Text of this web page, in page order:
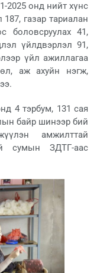
2025 онд нийт хүнс
газар тариалан
боловсруулах 41,
үйлдвэрлэл 91,
үйл ажиллагаа
аж ахуйн нэгж,
4 тэрбум, 131 сая
байр шинээр бий
амжилттай
сумын ЗДТГ-аас